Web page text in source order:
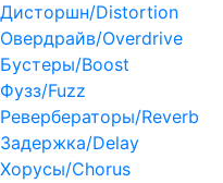
Дисторшн/Distortion
Овердрайв/Overdrive
Бустеры/Boost
Фузз/Fuzz
Ревербераторы/Reverb
Задержка/Delay
Хорусы/Chorus